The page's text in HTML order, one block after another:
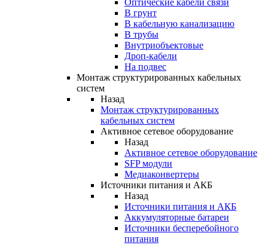
Оптические кабели связи
В грунт
В кабельную канализацию
В трубы
Внутриобъектовые
Дроп-кабели
На подвес
Монтаж структурированных кабельных
систем
Назад
Монтаж структурированных
кабельных систем
Активное сетевое оборудование
Назад
Активное сетевое оборудование
SFP модули
Медиаконвертеры
Источники питания и АКБ
Назад
Источники питания и АКБ
Аккумуляторные батареи
Источники бесперебойного
питания